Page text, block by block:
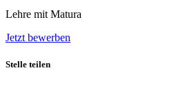
Lehre mit Matura
Jetzt bewerben
Stelle teilen